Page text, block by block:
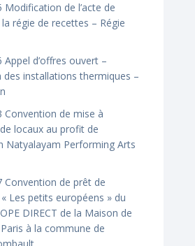
Modification de l’acte de
régie de recettes – Régie
Appel d’offres ouvert –
des installations thermiques –
Convention de mise à
locaux au profit de
Natyalayam Performing Arts
Convention de prêt de
Les petits européens » du
DIRECT de la Maison de
Paris à la commune de